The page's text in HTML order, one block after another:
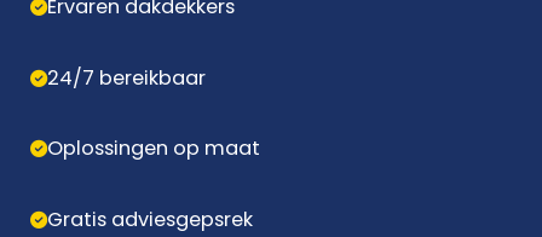
Ervaren dakdekkers
24/7 bereikbaar
Oplossingen op maat
Gratis adviesgepsrek